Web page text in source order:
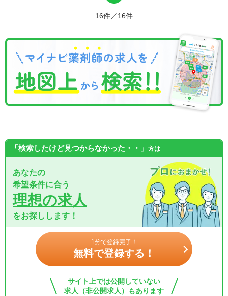
16件／16件
「検索したけど見つからなかった・・」 方は
あなたの
希望条件に合う
理想の求人
をお探しします！
1分で登録完了！
無料で登録する！
サイト上では公開していない
求人（非公開求人）もあります